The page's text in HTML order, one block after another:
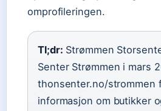
omprofileringen.
Tl;dr: Strømmen
Senter Strømmen i mars
thonsenter.no/strommen
informasjon om butikker